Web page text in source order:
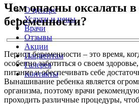
О центре
Услуги и цены
Врачи
Отзывы
Акции
Пациентам
Галерея
Контакты
Чем опасны оксалаты
беременности?
Период беременности – это время,
особенно заботиться о своем
питание и обеспечивать себе
Вынашивание ребенка является
организма, поэтому врачи
проходить различные процедуры,